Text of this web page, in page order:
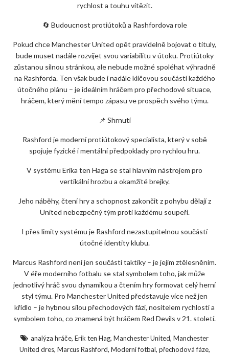
rychlost a touhu vítězit.
🔄 Budoucnost protiútoků a Rashfordova role
Pokud chce Manchester United opět pravidelně bojovat o tituly,
bude muset nadále rozvíjet svou variabilitu v útoku. Protiútoky
zůstanou silnou stránkou, ale nebude možné spoléhat výhradně
na Rashforda. Ten však bude i nadále klíčovou součástí každého
útočného plánu – je ideálním hráčem pro přechodové situace,
hráčem, který mění tempo zápasu ve prospěch svého týmu.
📌 Shrnutí
Rashford je moderní protiútokový specialista, který v sobě
spojuje fyzické i mentální předpoklady pro rychlou hru.
V systému Erika ten Haga se stal hlavním nástrojem pro
vertikální hrozbu a okamžité brejky.
Jeho náběhy, čtení hry a schopnost zakončit z pohybu dělají z
United nebezpečný tým proti každému soupeři.
I přes limity systému je Rashford nezastupitelnou součástí
útočné identity klubu.
Marcus Rashford není jen součástí taktiky – je jejím ztělesněním.
V éře moderního fotbalu se stal symbolem toho, jak může
jednotlivý hráč svou dynamikou a čtením hry formovat celý herní
styl týmu. Pro Manchester United představuje více než jen
křídlo – je hybnou silou přechodových fází, nositelem rychlosti a
symbolem toho, co znamená být hráčem Red Devils v 21. století.
analýza hráče, Erik ten Hag, Manchester United, Manchester
United dres, Marcus Rashford, Moderní fotbal, přechodová fáze,